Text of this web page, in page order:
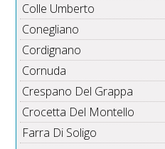
Colle Umberto
Conegliano
Cordignano
Cornuda
Crespano Del Grappa
Crocetta Del Montello
Farra Di Soligo